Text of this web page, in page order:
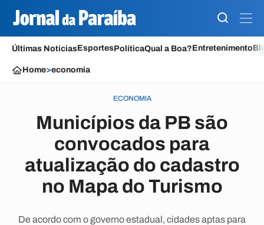
Últimas NotíciasEsportesPolíticaQual a Boa?Entretenimento
Home>economia
ECONOMIA
Municípios da PB são
convocados para
atualização do cadastro
no Mapa do Turismo
De acordo com o governo estadual, cidades aptas para